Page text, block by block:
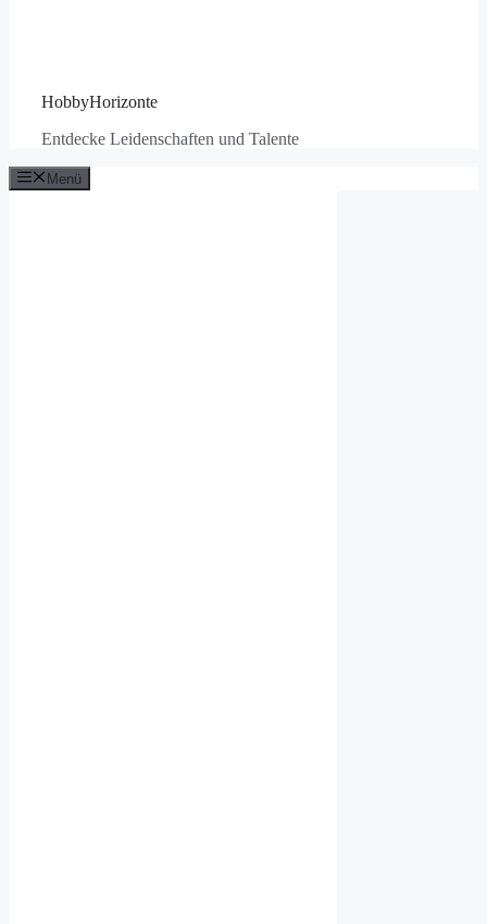
HobbyHorizonte
Entdecke Leidenschaften und Talente
Menü